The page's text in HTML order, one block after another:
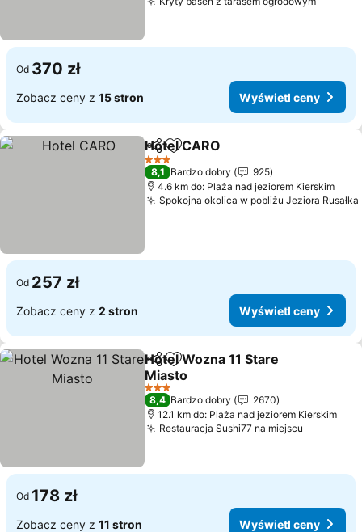
Od 370 zł
Zobacz ceny z 15 stron Wyświetl ceny
Udostępnij
Dodaj do ulubionych
Hotel CARO
3 Kategoria
8,1 Bardzo dobry
925
4.6 km do: Plaża nad jeziorem Kierskim
Spokojna okolica w pobliżu Jeziora Rusałka
Od 257 zł
Zobacz ceny z 2 stron Wyświetl ceny
Udostępnij
Dodaj do ulubionych
Hotel Wozna 11 Stare
Miasto
3 Kategoria
8,4 Bardzo dobry
2670
12.1 km do: Plaża nad jeziorem Kierskim
Restauracja Sushi77 na miejscu
Od 178 zł
Zobacz ceny z 11 stron Wyświetl ceny